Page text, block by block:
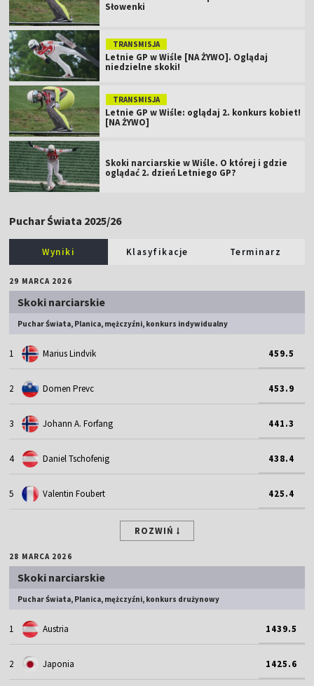
Słowenki
TRANSMISJA
Letnie GP w Wiśle [NA ŻYWO]. Oglądaj
niedzielne skoki!
TRANSMISJA
Letnie GP w Wiśle: oglądaj 2. konkurs kobiet!
[NA ŻYWO]
Skoki narciarskie w Wiśle. O której i gdzie
oglądać 2. dzień Letniego GP?
Puchar Świata 2025/26
Wyniki Klasyfikacje Terminarz
29 MARCA 2026
Skoki narciarskie
Puchar Świata, Planica, mężczyźni, konkurs indywidualny
1 Marius Lindvik 459.5
2 Domen Prevc 453.9
3 Johann A. Forfang 441.3
4 Daniel Tschofenig 438.4
5 Valentin Foubert 425.4
ROZWIŃ
28 MARCA 2026
Skoki narciarskie
Puchar Świata, Planica, mężczyźni, konkurs drużynowy
1 Austria 1439.5
2 Japonia 1425.6